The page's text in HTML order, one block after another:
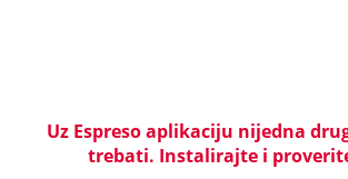
Uz Espreso aplikaciju nijedna
trebati. Instalirajte i